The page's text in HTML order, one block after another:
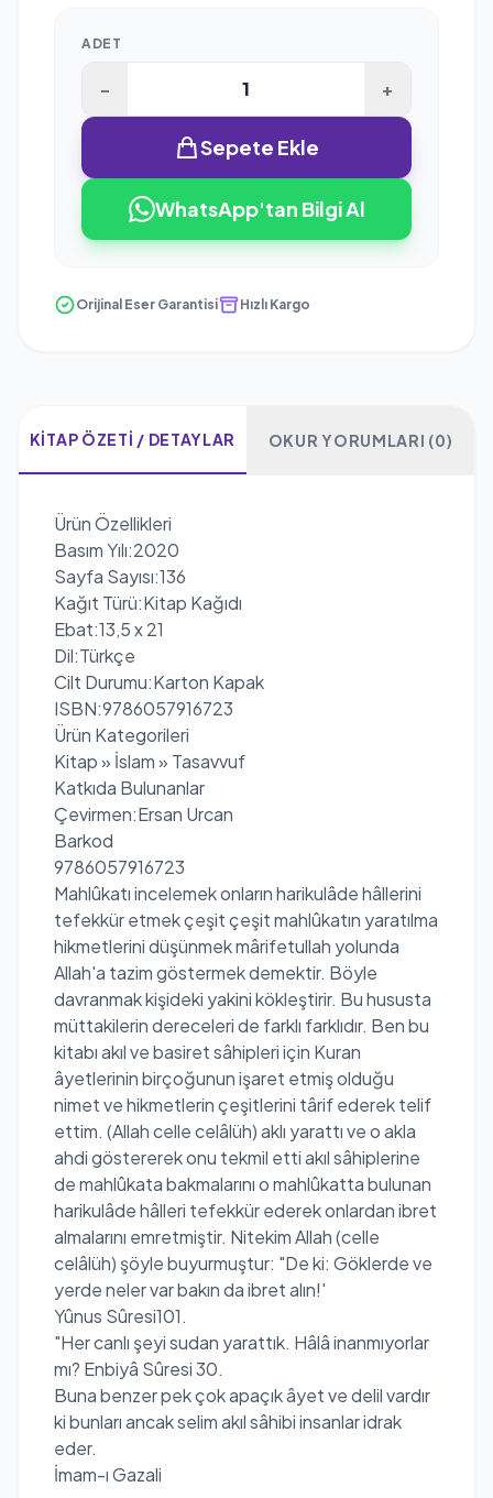
ADET
- +
Sepete Ekle
WhatsApp'tan Bilgi Al
Orijinal Eser Garantisi Hızlı Kargo
KITAP ÖZETI / DETAYLAR OKUR YORUMLARI (0)
Ürün Özellikleri
Basım Yılı:2020
Sayfa Sayısı:136
Kağıt Türü:Kitap Kağıdı
Ebat:13,5 x 21
Dil:Türkçe
Cilt Durumu:Karton Kapak
ISBN:9786057916723
Ürün Kategorileri
Kitap » İslam » Tasavvuf
Katkıda Bulunanlar
Çevirmen:Ersan Urcan
Barkod
9786057916723
Mahlûkatı incelemek onların harikulâde hâllerini
tefekkür etmek çeşit çeşit mahlûkatın yaratılma
hikmetlerini düşünmek mârifetullah yolunda
Allah'a tazim göstermek demektir. Böyle
davranmak kişideki yakini kökleştirir. Bu hususta
müttakilerin dereceleri de farklı farklıdır. Ben bu
kitabı akıl ve basiret sâhipleri için Kuran
âyetlerinin birçoğunun işaret etmiş olduğu
nimet ve hikmetlerin çeşitlerini târif ederek telif
ettim. (Allah celle celâlüh) aklı yarattı ve o akla
ahdi göstererek onu tekmil etti akıl sâhiplerine
de mahlûkata bakmalarını o mahlûkatta bulunan
harikulâde hâlleri tefekkür ederek onlardan ibret
almalarını emretmiştir. Nitekim Allah (celle
celâlüh) şöyle buyurmuştur: "De ki: Göklerde ve
yerde neler var bakın da ibret alın!'
Yûnus Sûresi101.
"Her canlı şeyi sudan yarattık. Hâlâ inanmıyorlar
mı? Enbiyâ Sûresi 30.
Buna benzer pek çok apaçık âyet ve delil vardır
ki bunları ancak selim akıl sâhibi insanlar idrak
eder.
İmam-ı Gazali